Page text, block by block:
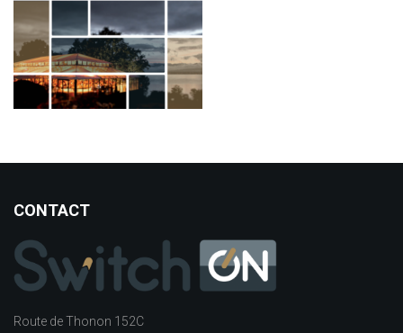
CONTACT
Route de Thonon 152C